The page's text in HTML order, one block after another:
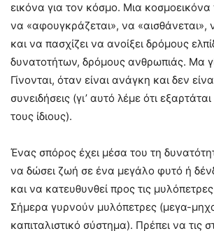
εικόνα για τον κόσμο. Μια κοσμοεικόνα
να «αφουγκράζεται», να «αισθάνεται»,
και να πασχίζει να ανοίξει δρόμους
δυνατοτήτων, δρόμους ανθρωπιάς. Μα
Γίνονται, όταν είναι ανάγκη και δεν
συνειδήσεις (γι’ αυτό λέμε ότι
τους ίδιους).
Ένας σπόρος έχει μέσα του τη
να δώσει ζωή σε ένα μεγάλο φυτό ή
και να κατευθυνθεί προς τις
Σήμερα γυρνούν μυλόπετρες (μεγα-
καπιταλιστικό σύστημα). Πρέπει να τις